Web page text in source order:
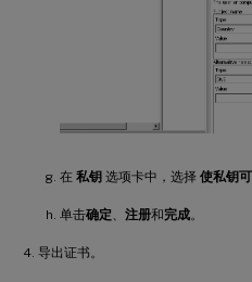
在 私钥 选项卡中，选择 使私钥
单击确定、 注册和完成。
导出证书。